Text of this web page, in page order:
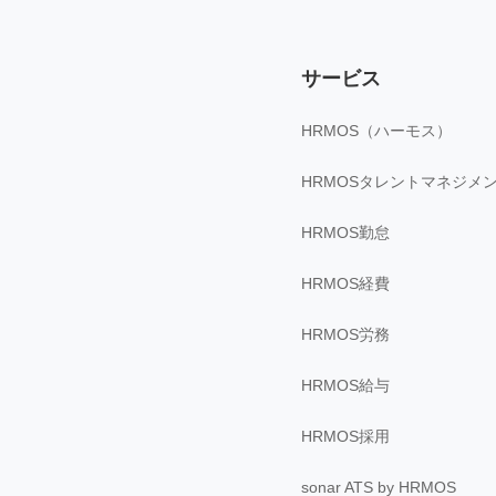
サービス
HRMOS（ハーモス）
HRMOSタレントマネジメ
HRMOS勤怠
HRMOS経費
HRMOS労務
HRMOS給与
HRMOS採用
sonar ATS by HRMOS